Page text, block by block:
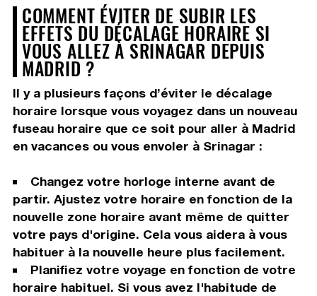
COMMENT ÉVITER DE SUBIR LES
EFFETS DU DÉCALAGE HORAIRE SI
VOUS ALLEZ À SRINAGAR DEPUIS
MADRID ?
Il y a plusieurs façons d’éviter le décalage
horaire lorsque vous voyagez dans un nouveau
fuseau horaire que ce soit pour aller à Madrid
en vacances ou vous envoler à Srinagar :
Changez votre horloge interne avant de
partir. Ajustez votre horaire en fonction de la
nouvelle zone horaire avant même de quitter
votre pays d'origine. Cela vous aidera à vous
habituer à la nouvelle heure plus facilement.
Planifiez votre voyage en fonction de votre
horaire habituel. Si vous avez l'habitude de